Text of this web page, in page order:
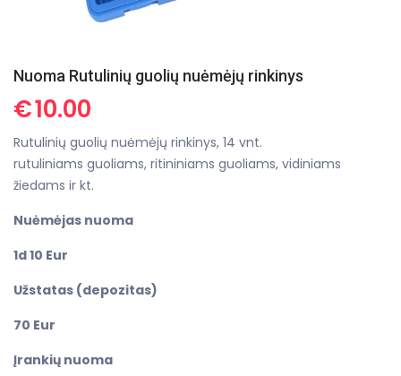
Nuoma Rutulinių guolių nuėmėjų rinkinys
€10.00
Rutulinių guolių nuėmėjų rinkinys, 14 vnt.
rutuliniams guoliams, ritininiams guoliams, vidiniams
žiedams ir kt.
Nuėmėjas nuoma
1d 10 Eur
Užstatas (depozitas)
70 Eur
Įrankių nuoma